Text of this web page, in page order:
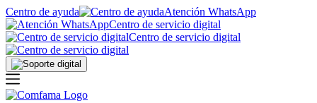
Centro de ayuda
Atención WhatsApp
Centro de servicio digital
Centro de servicio digital